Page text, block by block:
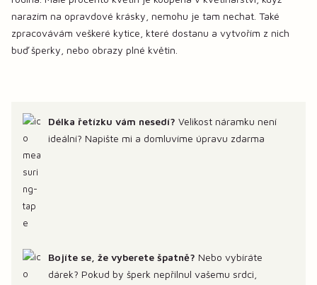
narazím na opravdové krásky, nemohu je tam nechat. Také
zpracovávám veškeré kytice, které dostanu a vytvořím z nich
buď šperky, nebo obrazy plné květin.
Délka řetízku vám nesedí? Velikost náramku není
ideální? Napište mi a domluvíme úpravu zdarma
Bojíte se, že vyberete špatně? Nebo vybíráte
dárek? Pokud by šperk nepřilnul vašemu srdci,